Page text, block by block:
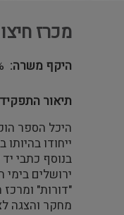
מכרז
היקף משרה
תיאור התפקיד
היכל הספר
ייחודו
בנוסף כתבי
ירושלים בימי הבית
"דורות"
מחקר והצגה